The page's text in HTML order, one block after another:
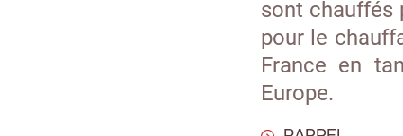
sont chauffés
pour le
France en
Europe.